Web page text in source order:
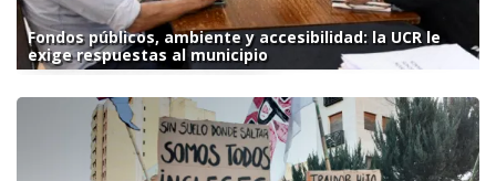
Fondos públicos, ambiente y accesibilidad: la UCR le
exige respuestas al municipio